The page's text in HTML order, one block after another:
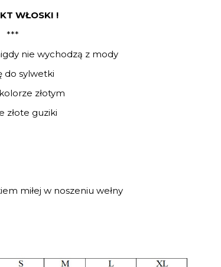
WŁOSKI !
***
nie wychodzą z mody
do sylwetki
złotym
złote guziki
miłej w noszeniu wełny